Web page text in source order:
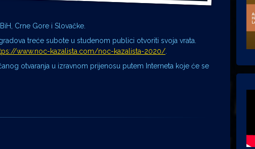
Crne Gore i Slovačke.
treće subote u studenom publici otvoriti svoja vrata.
www.noc-kazalista.com/noc-kazalista-2020/
otvaranja u izravnom prijenosu putem Interneta koje će se